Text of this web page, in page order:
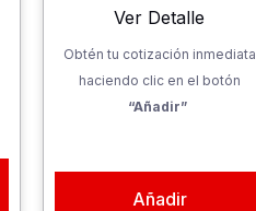
Ver Detalle
Obtén tu cotización inmediata
haciendo clic en el botón
“Añadir”
Añadir